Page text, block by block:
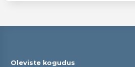
Oleviste kogudus